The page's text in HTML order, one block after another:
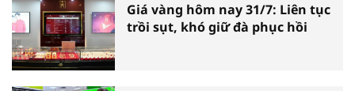
Giá vàng hôm nay 31/7: Liên tục
trồi sụt, khó giữ đà phục hồi